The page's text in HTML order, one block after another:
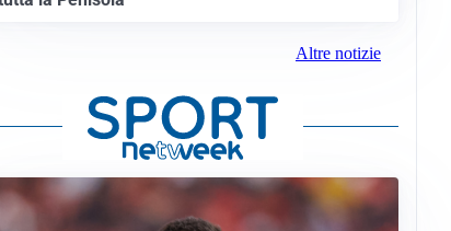
Altre notizie